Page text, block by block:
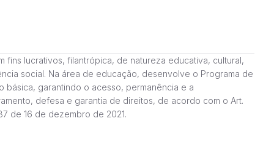
fins lucrativos, filantrópica, de natureza educativa, cultural,
social. Na área de educação, desenvolve o Programa de
básica, garantindo o acesso, permanência e a
defesa e garantia de direitos, de acordo com o Art.
de 16 de dezembro de 2021.